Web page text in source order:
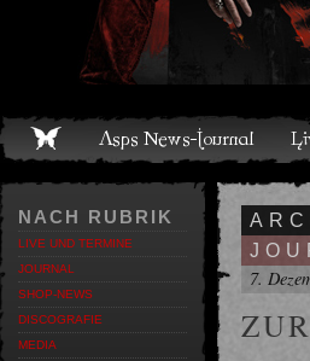
Live und Termine Media
NACH RUBRIK
LIVE UND TERMINE
JOURNAL
SHOP-NEWS
DISCOGRAFIE
MEDIA
7.